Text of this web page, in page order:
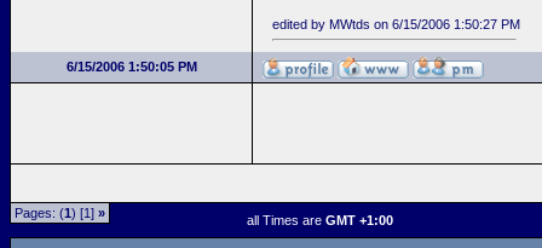
edited by MWtds on 6/15/2006 1:50:27 PM
6/15/2006 1:50:05 PM
Pages: (1) [1] » all Times are GMT +1:00